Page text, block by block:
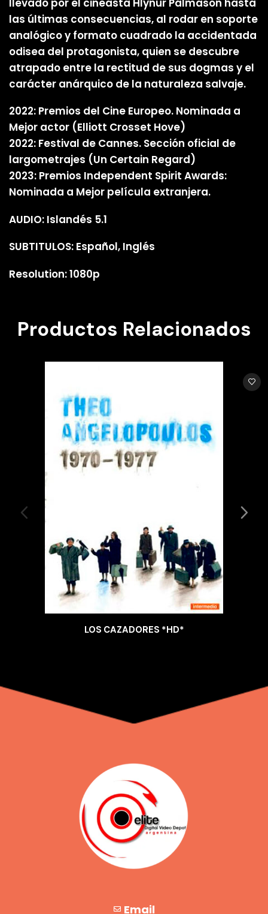
las últimas consecuencias, al rodar en soporte
analógico y formato cuadrado la accidentada
odisea del protagonista, quien se descubre
atrapado entre la rectitud de sus dogmas y el
carácter anárquico de la naturaleza salvaje.
2022: Premios del Cine Europeo. Nominada a
Mejor actor (Elliott Crosset Hove)
2022: Festival de Cannes. Sección oficial de
largometrajes (Un Certain Regard)
2023: Premios Independent Spirit Awards:
Nominada a Mejor película extranjera.
AUDIO: Islandés 5.1
SUBTITULOS: Español, Inglés
Resolution: 1080p
Productos Relacionados
LOS CAZADORES *HD*
Email